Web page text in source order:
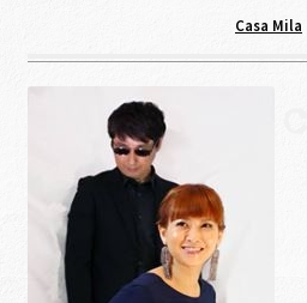
Casa Mila